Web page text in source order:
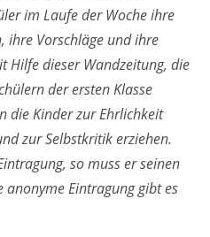
im Laufe der Woche ihre
ihre Vorschläge und ihre
Hilfe dieser Wandzeitung, die
der ersten Klasse
die Kinder zur Ehrlichkeit
zur Selbstkritik erziehen.
so muss er seinen
anonyme Eintragung gibt es